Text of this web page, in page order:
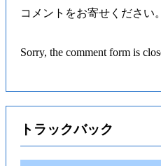
コメントをお寄せください。
Sorry, the comment form is
トラックバック